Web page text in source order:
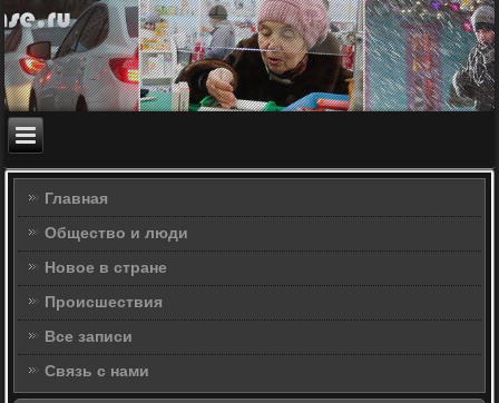
Главная
Общество и люди
Новое в стране
Происшествия
Все записи
Связь с нами